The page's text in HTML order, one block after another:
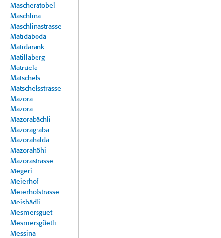
Mascheratobel
Maschlina
Maschlinastrasse
Matidaboda
Matidarank
Matillaberg
Matruela
Matschels
Matschelsstrasse
Mazora
Mazora
Mazorabächli
Mazoragraba
Mazorahalda
Mazorahöhi
Mazorastrasse
Megeri
Meierhof
Meierhofstrasse
Meisbädli
Mesmersguet
Mesmersgüetli
Messina